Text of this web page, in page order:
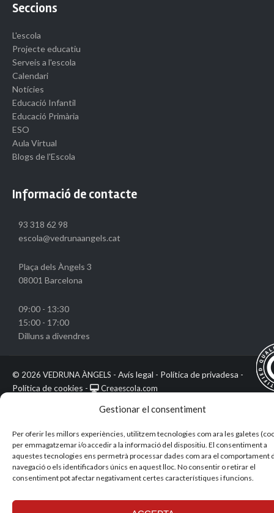
Gestionar el consentiment
Per oferir les millors experiències, utilitzem tecnologies com ara les galetes
per emmagatzemar i/o accedir a la informació del dispositiu. El consentiment a
aquestes tecnologies ens permetrà processar dades com ara el comportament
navegació o els identificadors únics en aquest lloc. No consentir o retirar el
consentiment pot afectar negativament certes característiques i funcions.
Seccions
L'escola
Projecte educatiu
Serveis a l'escola
Calendari
Notícies
Educació Infantil
Educació Primària
ESO
Aula Virtual
Blogs de l'Escola
Informació de contacte
93 318 62 98
escola@vedrunaangels.cat
Plaça dels Àngels 3
08001 Barcelona
09:00 - 13:30
15:00 - 17:00
Dilluns a divendres
© 2026 VEDRUNA ÀNGELS - Avís legal - Política de privadesa -
Política de cookies - Creaescola.com